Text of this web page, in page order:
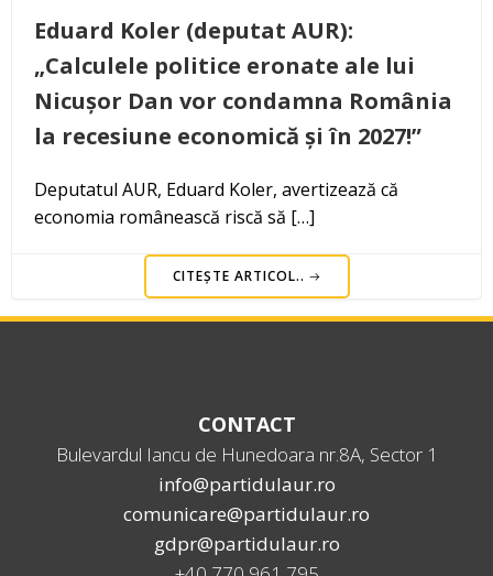
Eduard Koler (deputat AUR):
„Calculele politice eronate ale lui
Nicușor Dan vor condamna România
la recesiune economică și în 2027!”
Deputatul AUR, Eduard Koler, avertizează că
economia românească riscă să […]
CITEȘTE ARTICOL..
CONTACT
Bulevardul Iancu de Hunedoara nr.8A, Sector 1
info@partidulaur.ro
comunicare@partidulaur.ro
gdpr@partidulaur.ro